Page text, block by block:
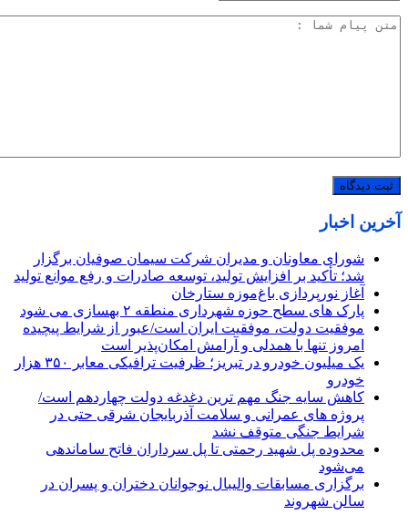
آخرین اخبار
شورای معاونان و مدیران شرکت سیمان صوفیان برگزار
شد؛ تأکید بر افزایش تولید، توسعه صادرات و رفع موانع تولید
آغاز نورپردازی باغ‌موزه ستارخان
پارک های سطح حوزه شهرداری منطقه ۲ بهسازی می شود
موفقیت دولت، موفقیت ایران است/عبور از شرایط پیچیده
امروز تنها با همدلی و آرامش امکان‌پذیر است
یک میلیون خودرو در تبریز؛ ظرفیت ترافیکی معابر ۳۵۰ هزار
خودرو
کاهش سایه جنگ مهم ‌ترین دغدغه دولت چهاردهم است/
پروژه ‌های عمرانی و سلامت آذربایجان شرقی حتی در
شرایط جنگی متوقف نشد
محدوده پل شهید رحمتی تا پل سرداران فاتح ساماندهی
می‌شود
برگزاری مسابقات والیبال نوجوانان دختران و پسران در
سالن شهروند